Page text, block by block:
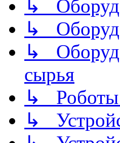
↳
↳
↳
сырья
↳ Роботы
↳